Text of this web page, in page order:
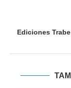
Ediciones